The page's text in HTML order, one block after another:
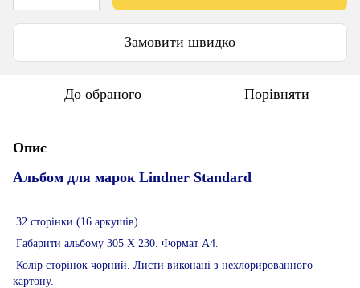
Замовити швидко
До обраного Порівняти
Опис
Альбом для марок Lindner Standard
32 сторінки (16 аркушів).
Габарити альбому 305 Х 230. Формат А4.
Колір сторінок чорний. Листи виконані з нехлорированного
картону.